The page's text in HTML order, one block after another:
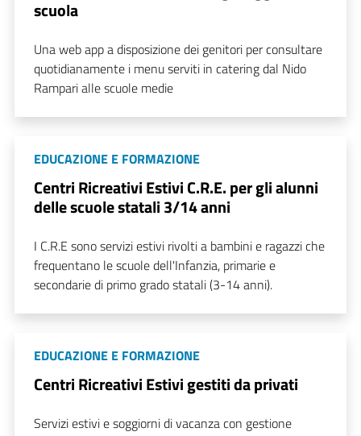
scuola
Una web app a disposizione dei genitori per consultare
quotidianamente i menu serviti in catering dal Nido
Rampari alle scuole medie
EDUCAZIONE E FORMAZIONE
Centri Ricreativi Estivi C.R.E. per gli alunni
delle scuole statali 3/14 anni
I C.R.E sono servizi estivi rivolti a bambini e ragazzi che
frequentano le scuole dell'Infanzia, primarie e
secondarie di primo grado statali (3-14 anni).
EDUCAZIONE E FORMAZIONE
Centri Ricreativi Estivi gestiti da privati
Servizi estivi e soggiorni di vacanza con gestione